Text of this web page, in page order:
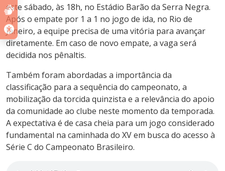
este sábado, às 18h, no Estádio Barão da Serra Negra.
Após o empate por 1 a 1 no jogo de ida, no Rio de
Janeiro, a equipe precisa de uma vitória para avançar
diretamente. Em caso de novo empate, a vaga será
decidida nos pênaltis.
Também foram abordadas a importância da
classificação para a sequência do campeonato, a
mobilização da torcida quinzista e a relevância do apoio
da comunidade ao clube neste momento da temporada.
A expectativa é de casa cheia para um jogo considerado
fundamental na caminhada do XV em busca do acesso à
Série C do Campeonato Brasileiro.